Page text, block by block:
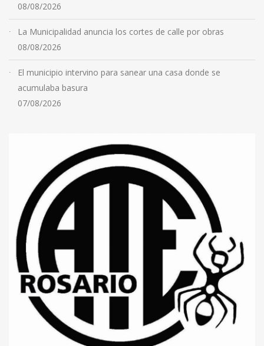
08/08/2026
La Municipalidad anuncia los cortes de calle por obras
08/08/2026
El municipio intervino para sanear una casa donde se
acumulaba basura
07/08/2026